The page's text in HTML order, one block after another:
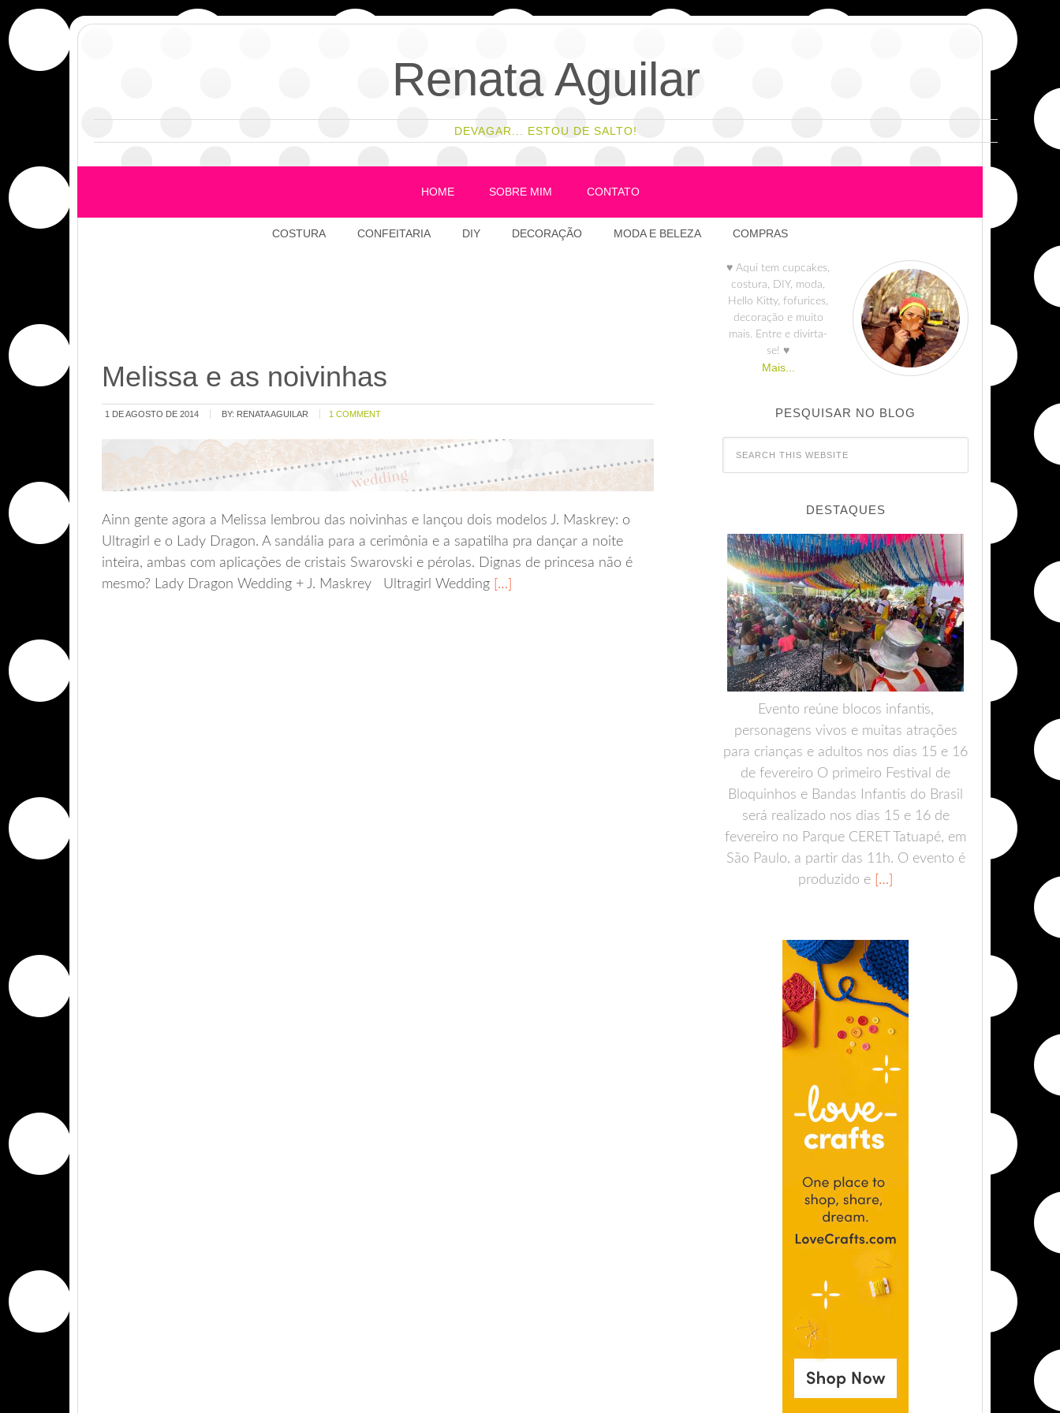
Renata Aguilar
DEVAGAR... ESTOU DE SALTO!
HOME SOBRE MIM CONTATO
COSTURA CONFEITARIA DIY DECORAÇÃO MODA E BELEZA COMPRAS
Melissa e as noivinhas
1 DE AGOSTO DE 2014 BY: RENATA AGUILAR 1 COMMENT
Ainn gente agora a Melissa lembrou das noivinhas e lançou dois modelos J. Maskrey: o
Ultragirl e o Lady Dragon. A sandália para a cerimônia e a sapatilha pra dançar a noite
inteira, ambas com aplicações de cristais Swarovski e pérolas. Dignas de princesa não é
mesmo? Lady Dragon Wedding + J. Maskrey Ultragirl Wedding […]
♥ Aqui tem cupcakes,
costura, DIY, moda,
Hello Kitty, fofurices,
decoração e muito
mais. Entre e divirta-
se! ♥
Mais...
PESQUISAR NO BLOG
DESTAQUES
Evento reúne blocos infantis,
personagens vivos e muitas atrações
para crianças e adultos nos dias 15 e 16
de fevereiro O primeiro Festival de
Bloquinhos e Bandas Infantis do Brasil
será realizado nos dias 15 e 16 de
fevereiro no Parque CERET Tatuapé, em
São Paulo, a partir das 11h. O evento é
produzido e […]